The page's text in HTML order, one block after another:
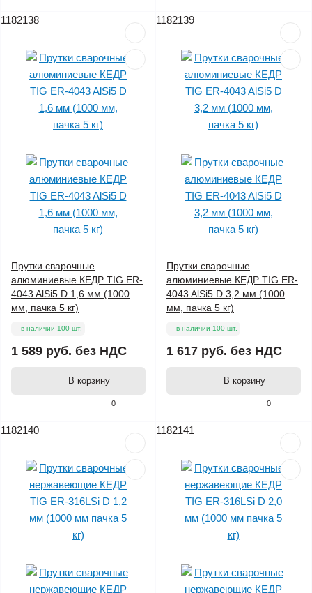
1182138
0
Прутки сварочные
алюминиевые КЕДР TIG ER-
4043 AlSi5 D 1,6 мм (1000
мм, пачка 5 кг)
в наличии 100 шт.
1 589 руб. без НДС
В корзину
1182139
0
Прутки сварочные
алюминиевые КЕДР TIG ER-
4043 AlSi5 D 3,2 мм (1000
мм, пачка 5 кг)
в наличии 100 шт.
1 617 руб. без НДС
В корзину
1182140 1182141